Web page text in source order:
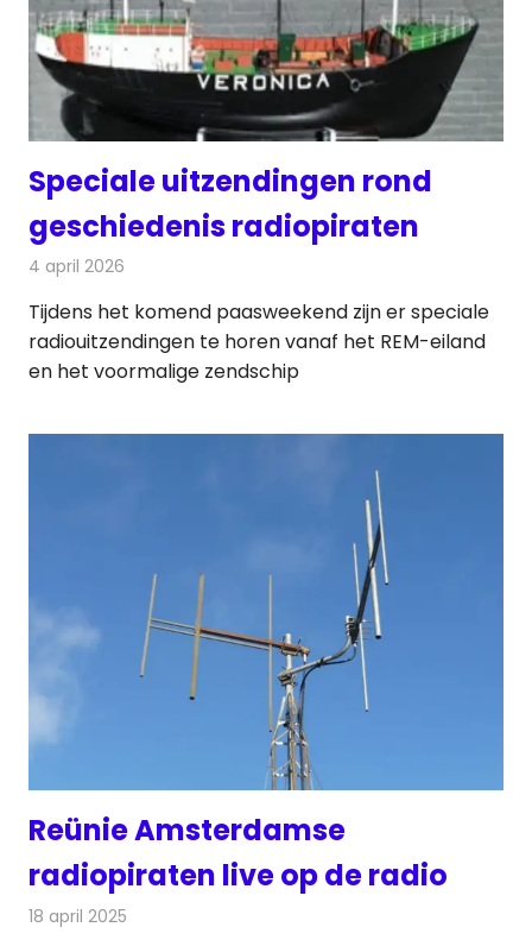
Speciale uitzendingen rond
geschiedenis radiopiraten
4 april 2026
Tijdens het komend paasweekend zijn er speciale
radiouitzendingen te horen vanaf het REM-eiland
en het voormalige zendschip
Reünie Amsterdamse
radiopiraten live op de radio
18 april 2025